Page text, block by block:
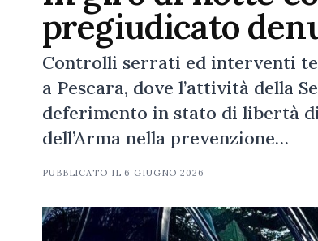
pregiudicato
Controlli serrati ed interventi
a Pescara, dove l’attività della
deferimento in stato di libertà
dell’Arma nella prevenzione…
PUBBLICATO IL 6 GIUGNO 2026